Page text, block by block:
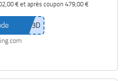
€et après coupon 479,00 €